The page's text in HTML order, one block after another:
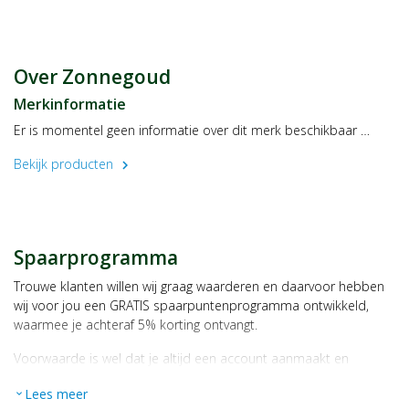
Aanbevolen gebruik niet overschrijden.
Buiten bereik van jonge kinderen houden.
Droog, afgesloten en bij kamertemperatuur bewaren, tenzij
in geval van zwangerschap, lactatie, medicijngebruik en ziekte.
Over Zonnegoud
Merkinformatie
Er is momentel geen informatie over dit merk beschikbaar …
Bekijk producten
chevron_right
Spaarprogramma
Trouwe klanten willen wij graag waarderen en daarvoor hebben
wij voor jou een GRATIS spaarpuntenprogramma ontwikkeld,
waarmee je achteraf 5% korting ontvangt.
Voorwaarde is wel dat je altijd een account aanmaakt en
Bij iedere bestelling ontvang je per bestede euro 1 spaarpunt,
expand_more Lees meer